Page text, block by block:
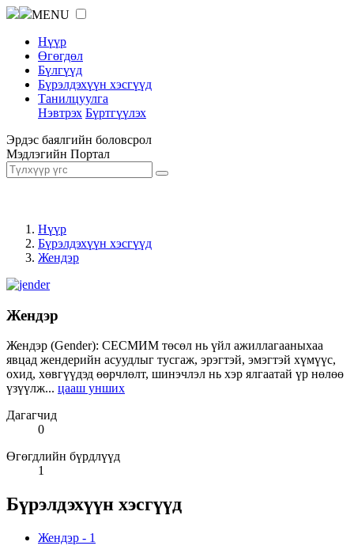
MENU
Нүүр
Өгөгдөл
Бүлгүүд
Бүрэлдэхүүн хэсгүүд
Танилцуулга
Нэвтрэх Бүртгүүлэх
Эрдэс баялгийн боловсрол
Мэдлэгийн Портал
Нүүр
Бүрэлдэхүүн хэсгүүд
Жендэр
Жендэр
Жендэр (Gender): СЕСМИМ төсөл нь үйл ажиллагааныхаа
явцад жендерийн асуудлыг тусгаж, эрэгтэй, эмэгтэй хүмүүс,
охид, хөвгүүдэд өөрчлөлт, шинэчлэл нь хэр ялгаатай үр нөлөө
үзүүлж... цааш унших
Дагагчид
0
Өгөгдлийн бүрдлүүд
1
Бүрэлдэхүүн хэсгүүд
Жендэр - 1